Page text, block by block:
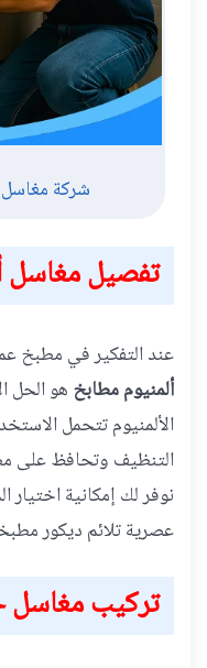
شركة
تفصيل مغاسل
عند التفكير في مطبخ
ألمنيوم مطابخ هو الحل
الألمنيوم تتحمل
التنظيف وتحافظ على
نوفر لك إمكانية
عصرية تلائم ديكور
تركيب مغاسل